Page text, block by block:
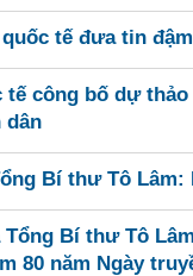
tế đưa tin
tế công bố dự
dân
Bí thư Tô
Tổng Bí thư Tô
80 năm Ngày